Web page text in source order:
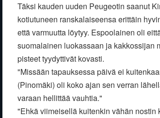
Täksi kauden uuden Peugeotin saanut
kotiutuneen ranskalaiseensa erittäin
että varmuutta löytyy. Espoolainen oli
suomalainen luokassaan ja kakkossijan
pisteet tyydyttivät kovasti.
"Missään tapauksessa päivä ei
(Pinomäki) oli koko ajan sen verran
varaan hellittää vauhtia."
"Ehkä viimeisellä kuitenkin vähän nostin